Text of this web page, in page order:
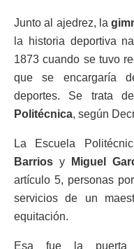
Junto al ajedrez, la
la historia deportiva
1873 cuando se tuvo
que se encargaría
deportes. Se trata
Politécnica, según
La Escuela
Barrios yMiguel
artículo 5, personas
servicios de un
equitación.
Esa fue la puerta